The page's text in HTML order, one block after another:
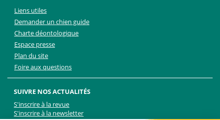
Liens utiles
Demander un chien guide
Charte déontologique
Espace presse
Plan du site
Foire aux questions
SUIVRE NOS ACTUALITÉS
S'inscrire à la revue
S'inscrire à la newsletter